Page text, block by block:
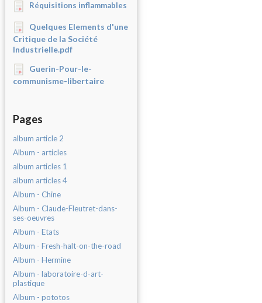
Réquisitions inflammables
Quelques Elements d'une
Critique de la Société
Industrielle.pdf
Guerin-Pour-le-
communisme-libertaire
Pages
album article 2
Album - articles
album articles 1
album articles 4
Album - Chine
Album - Claude-Fleutret-dans-
ses-oeuvres
Album - Etats
Album - Fresh-halt-on-the-road
Album - Hermine
Album - laboratoire-d-art-
plastique
Album - pototos